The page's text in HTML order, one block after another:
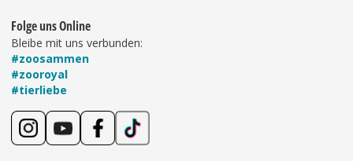
Folge uns Online
Bleibe mit uns verbunden:
#zoosammen
#zooroyal
#tierliebe